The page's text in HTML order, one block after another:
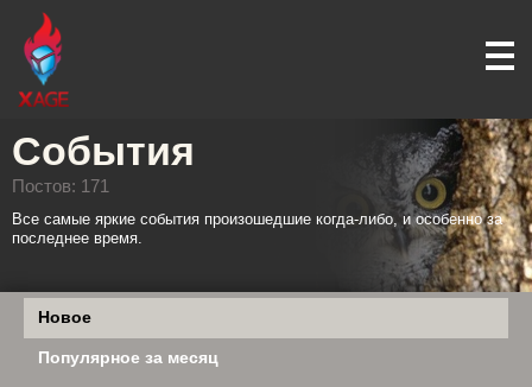
События
Постов: 171
Все самые яркие события произошедшие когда-либо, и особенно за
последнее время.
Новое
Популярное за месяц